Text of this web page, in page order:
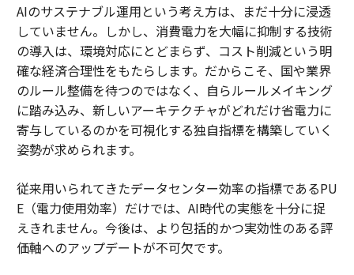
AIのサステナブル運用という考え方は、まだ十分に浸透
していません。しかし、消費電力を大幅に抑制する技術
の導入は、環境対応にとどまらず、コスト削減という明
確な経済合理性をもたらします。だからこそ、国や業界
のルール整備を待つのではなく、自らルールメイキング
に踏み込み、新しいアーキテクチャがどれだけ省電力に
寄与しているのかを可視化する独自指標を構築していく
姿勢が求められます。
従来用いられてきたデータセンター効率の指標であるPU
E（電力使用効率）だけでは、AI時代の実態を十分に捉
えきれません。今後は、より包括的かつ実効性のある評
価軸へのアップデートが不可欠です。